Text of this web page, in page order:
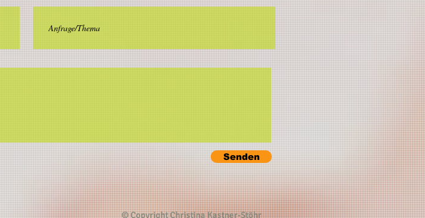
Senden
© Copyright Christina Kastner-Stöhr